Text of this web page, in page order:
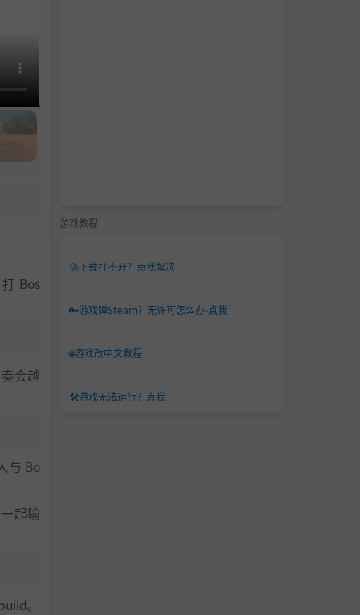
Bos
会越
与 Bo
起输
。
游戏教程
🚀下载打不开？点我解决
🔑游戏弹Steam？无许可怎么办-点我
🌐游戏改中文教程
🛠️游戏无法运行？点我